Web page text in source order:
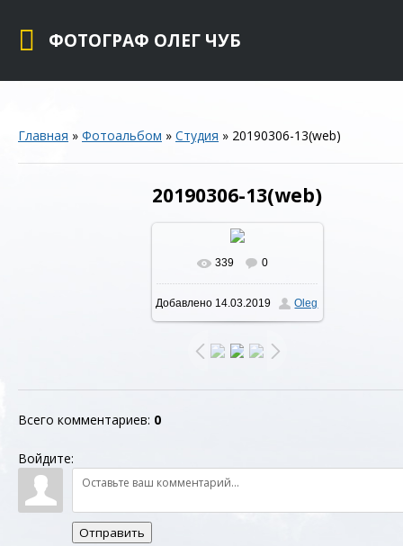
ФОТОГРАФ ОЛЕГ ЧУБ
Главная » Фотоальбом » Студия » 20190306-13(web)
20190306-13(web)
В реальном размере
854x1280/ 421.6Kb
339 0
Добавлено 14.03.2019 Oleg
Всего комментариев: 0
Войдите:
Отправить